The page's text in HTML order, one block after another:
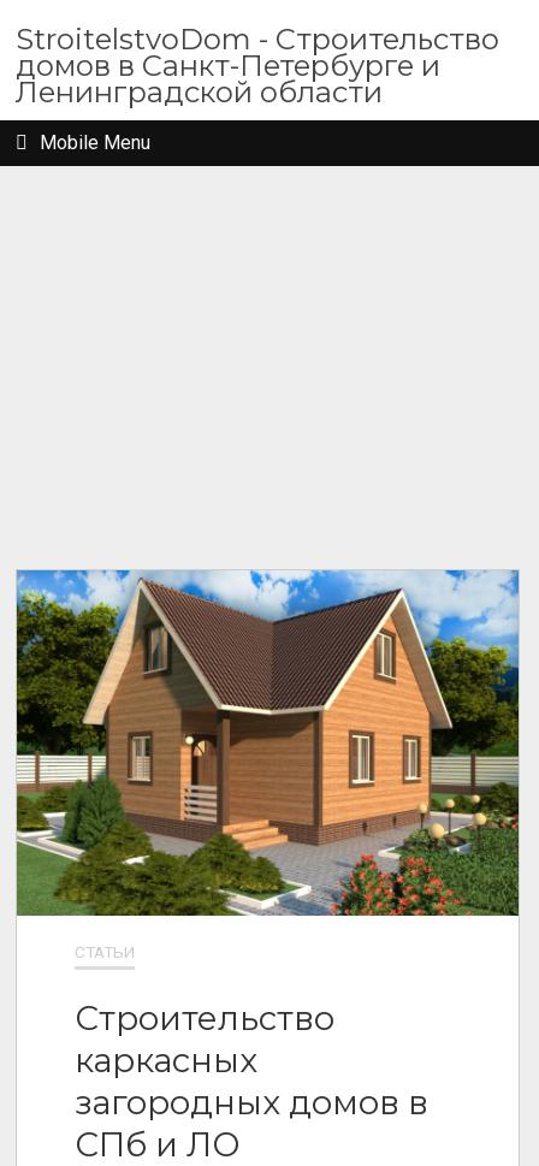
StroitelstvoDom - Строительство
домов в Санкт-Петербурге и
Ленинградской области
Mobile Menu
СТАТЬИ
Строительство
каркасных
загородных домов в
СПб и ЛО